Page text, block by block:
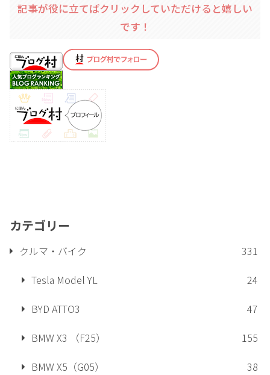
記事が役に立てばクリックしていただけると嬉しい
です！
カテゴリー
クルマ・バイク
331
Tesla Model YL
24
BYD ATTO3
47
BMW X3 （F25）
155
BMW X5（G05）
38